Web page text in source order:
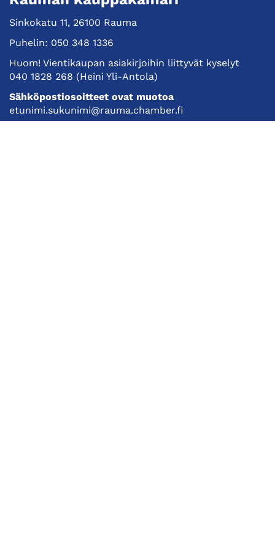
Sinkokatu 11, 26100 Rauma
Puhelin: 050 348 1336
Huom! Vientikaupan asiakirjoihin liittyvät kyselyt
040 1828 268 (Heini Yli-Antola)
Sähköpostiosoitteet ovat muotoa
etunimi.sukunimi@rauma.chamber.fi